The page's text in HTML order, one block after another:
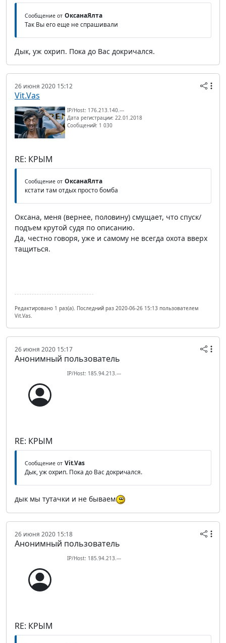
Сообщение от ОксанаЯлта
Так Вы его еще не спрашивали
Дык, уж охрип. Пока до Вас докричался.
26 июня 2020 15:12
Vit.Vas
IP/Host: 176.213.140.---
Дата регистрации: 22.01.2018
Сообщений: 1 030
RE: КРЫМ
Сообщение от ОксанаЯлта
кстати там отдых просто бомба
Оксана, меня (вернее, половину) смущает, что спуск/
подъем крутой судя по описанию.
Да, честно говоря, уже и самому не всегда охота вверх
тащиться.
Редактировано 1 раз(а). Последний раз 2020-06-26 15:13 пользователем
Vit.Vas.
26 июня 2020 15:17
Анонимный пользователь
IP/Host: 185.94.213.---
RE: КРЫМ
Сообщение от Vit.Vas
Дык, уж охрип. Пока до Вас докричался.
дык мы тутачки и не бываем
26 июня 2020 15:18
Анонимный пользователь
IP/Host: 185.94.213.---
RE: КРЫМ